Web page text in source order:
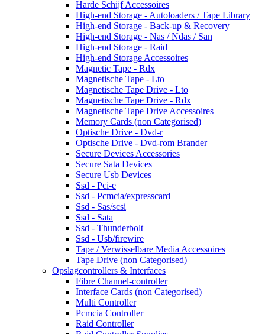
Harde Schijf Accessoires
High-end Storage - Autoloaders / Tape Library
High-end Storage - Back-up & Recovery
High-end Storage - Nas / Ndas / San
High-end Storage - Raid
High-end Storage Accessoires
Magnetic Tape - Rdx
Magnetische Tape - Lto
Magnetische Tape Drive - Lto
Magnetische Tape Drive - Rdx
Magnetische Tape Drive Accessoires
Memory Cards (non Categorised)
Optische Drive - Dvd-r
Optische Drive - Dvd-rom Brander
Secure Devices Accessories
Secure Sata Devices
Secure Usb Devices
Ssd - Pci-e
Ssd - Pcmcia/expresscard
Ssd - Sas/scsi
Ssd - Sata
Ssd - Thunderbolt
Ssd - Usb/firewire
Tape / Verwisselbare Media Accessoires
Tape Drive (non Categorised)
Opslagcontrollers & Interfaces
Fibre Channel-controller
Interface Cards (non Categorised)
Multi Controller
Pcmcia Controller
Raid Controller